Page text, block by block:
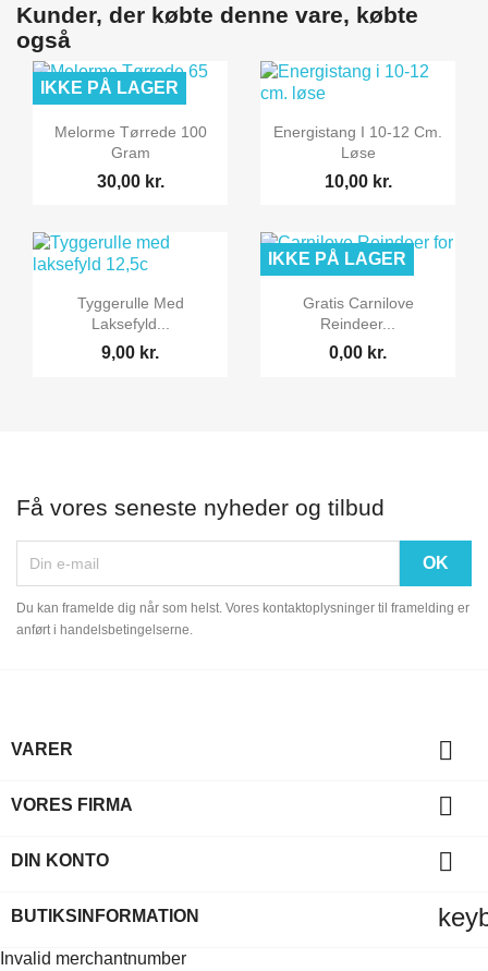
Kunder, der købte denne vare, købte
også
 Vis her
Melorme Tørrede 100
Gram
30,00 kr.
IKKE PÅ LAGER
 Vis her
Energistang I 10-12 Cm.
Løse
10,00 kr.
 Vis her
Tyggerulle Med
Laksefyld...
9,00 kr.
 Vis her
Gratis Carnilove
Reindeer...
0,00 kr.
IKKE PÅ LAGER
Få vores seneste nyheder og tilbud
Du kan framelde dig når som helst. Vores kontaktoplysninger til framelding er
anført i handelsbetingelserne.
VARER 
VORES FIRMA 
DIN KONTO 
BUTIKSINFORMATION
Invalid merchantnumber